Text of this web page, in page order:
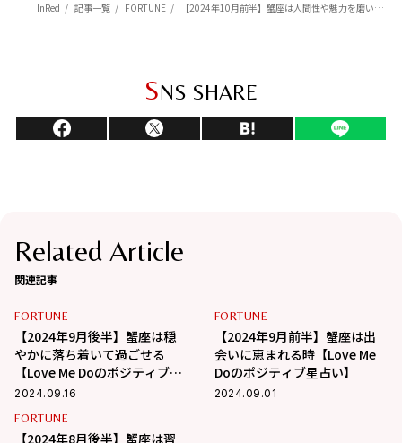
InRed 記事一覧 FORTUNE 【2024年10月前半】蟹座は人間性や魅力を磨いて運気アップ【Love Me Doのポジティブ星占い】
SNS SHARE
Related Article
関連記事
FORTUNE
【2024年9月後半】蟹座は穏
やかに落ち着いて過ごせる
【Love Me Doのポジティブ星
占い】
2024.09.16
FORTUNE
【2024年9月前半】蟹座は出
会いに恵まれる時【Love Me
Doのポジティブ星占い】
2024.09.01
FORTUNE
【2024年8月後半】蟹座は習